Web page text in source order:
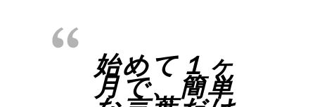
始めて１ヶ
月で、簡単